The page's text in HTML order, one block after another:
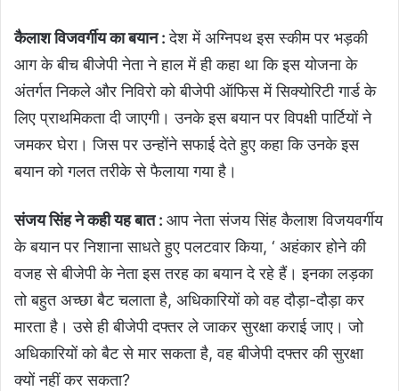
कैलाश विजवर्गीय का बयान : देश में अग्निपथ इस स्कीम पर भड़की
आग के बीच बीजेपी नेता ने हाल में ही कहा था कि इस योजना के
अंतर्गत निकले और निविरो को बीजेपी ऑफिस में सिक्योरिटी गार्ड के
लिए प्राथमिकता दी जाएगी। उनके इस बयान पर विपक्षी पार्टियों ने
जमकर घेरा। जिस पर उन्होंने सफाई देते हुए कहा कि उनके इस
बयान को गलत तरीके से फैलाया गया है।
संजय सिंह ने कही यह बात : आप नेता संजय सिंह कैलाश विजयवर्गीय
के बयान पर निशाना साधते हुए पलटवार किया, ‘ अहंकार होने की
वजह से बीजेपी के नेता इस तरह का बयान दे रहे हैं। इनका लड़का
तो बहुत अच्छा बैट चलाता है, अधिकारियों को वह दौड़ा-दौड़ा कर
मारता है। उसे ही बीजेपी दफ्तर ले जाकर सुरक्षा कराई जाए। जो
अधिकारियों को बैट से मार सकता है, वह बीजेपी दफ्तर की सुरक्षा
क्यों नहीं कर सकता?